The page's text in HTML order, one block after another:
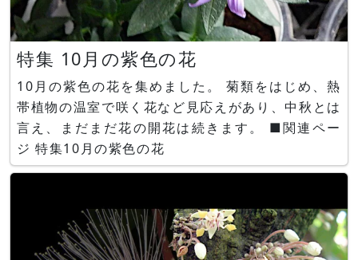
特集 10月の紫色の花
10月の紫色の花を集めました。 菊類をはじめ、熱
帯植物の温室で咲く花など見応えがあり、中秋とは
言え、まだまだ花の開花は続きます。 ■関連ペー
ジ 特集10月の紫色の花